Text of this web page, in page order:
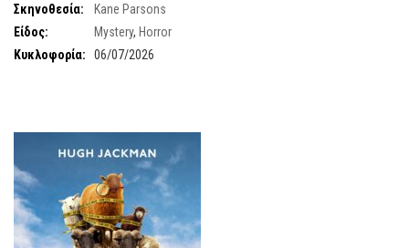
Duplass,Finn Bennett
Σκηνοθεσία:
Kane Parsons
Είδος:
Mystery, Horror
Κυκλοφορία:
06/07/2026